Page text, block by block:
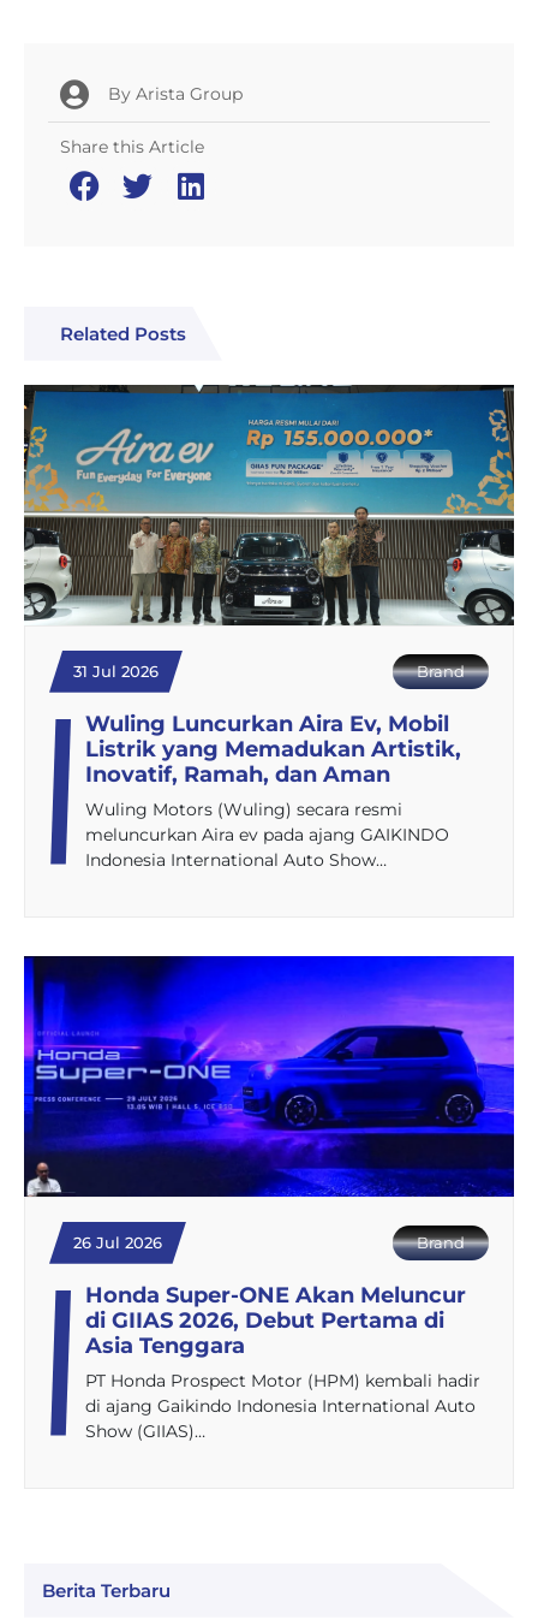
By Arista Group
Share this Article
Related Posts
31 Jul 2026 Brand
Wuling Luncurkan Aira Ev, Mobil
Listrik yang Memadukan Artistik,
Inovatif, Ramah, dan Aman
Wuling Motors (Wuling) secara resmi
meluncurkan Aira ev pada ajang GAIKINDO
Indonesia International Auto Show…
26 Jul 2026 Brand
Honda Super-ONE Akan Meluncur
di GIIAS 2026, Debut Pertama di
Asia Tenggara
PT Honda Prospect Motor (HPM) kembali hadir
di ajang Gaikindo Indonesia International Auto
Show (GIIAS)…
Berita Terbaru